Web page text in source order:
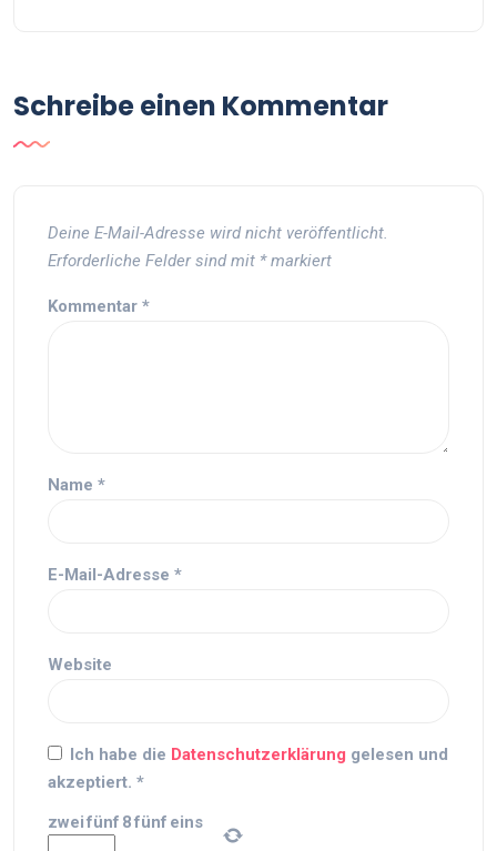
Schreibe einen Kommentar
Deine E-Mail-Adresse wird nicht veröffentlicht.
Erforderliche Felder sind mit *markiert
Kommentar *
Name *
E-Mail-Adresse *
Website
Ich habe die Datenschutzerklärung gelesen und
akzeptiert. *
zweifünf 8fünf eins